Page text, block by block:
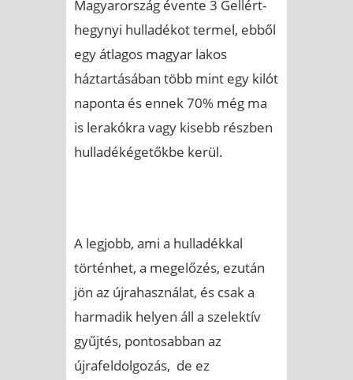
Magyarország évente 3 Gellért-
hegynyi hulladékot termel, ebből
egy átlagos magyar lakos
háztartásában több mint egy kilót
naponta és ennek 70% még ma
is lerakókra vagy kisebb részben
hulladékégetőkbe kerül.
A legjobb, ami a hulladékkal
történhet, a megelőzés, ezután
jön az újrahasználat, és csak a
harmadik helyen áll a szelektív
gyűjtés, pontosabban az
újrafeldolgozás, de ez